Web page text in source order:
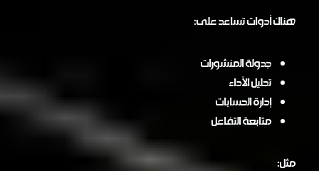
هناك أدوات تساعد على:
جدولة المنشورات
تحليل الأداء
إدارة الحسابات
متابعة التفاعل
مثل: